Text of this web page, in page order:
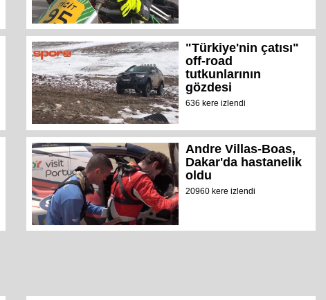
"Türkiye'nin çatısı"
off-road
tutkunlarının
gözdesi
636 kere izlendi
Andre Villas-Boas,
Dakar'da hastanelik
oldu
20960 kere izlendi